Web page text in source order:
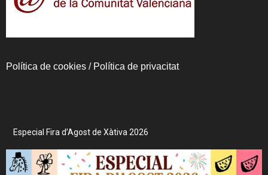
Política de cookies / Política de privacitat
Especial Fira d’Agost de Xàtiva 2026